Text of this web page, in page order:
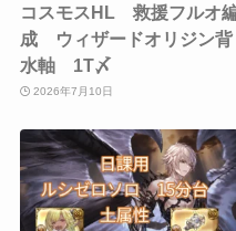
コスモスHL 救援フルオ
成 ウィザードオリジン背
水軸 1T〆
2026年7月10日